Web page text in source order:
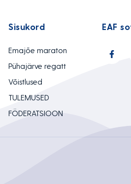
Sisukord
Emajõe maraton
Pühajärve regatt
Võistlused
TULEMUSED
FÖDERATSIOON
EAF